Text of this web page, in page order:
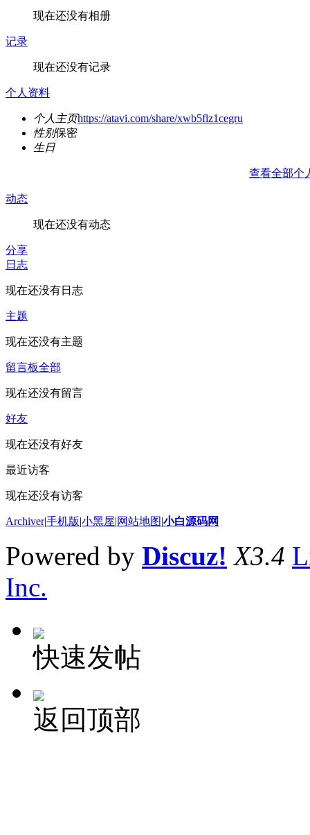
现在还没有相册
记录
现在还没有记录
个人资料
个人主页https://atavi.com/share/xwb5flz1cegru
性别保密
生日
查看全部个
动态
现在还没有动态
分享
日志
现在还没有日志
主题
现在还没有主题
留言板全部
现在还没有留言
好友
现在还没有好友
最近访客
现在还没有访客
Archiver|手机版|小黑屋|网站地图|小白源码网
Powered by Discuz! X3.4
Inc.
快速发帖
返回顶部